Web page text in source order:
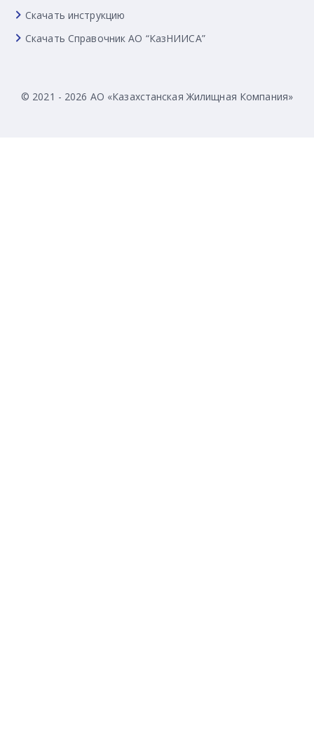
Скачать инструкцию
Скачать Справочник АО “КазНИИСА”
© 2021 - 2026 АО «Казахстанская Жилищная Компания»